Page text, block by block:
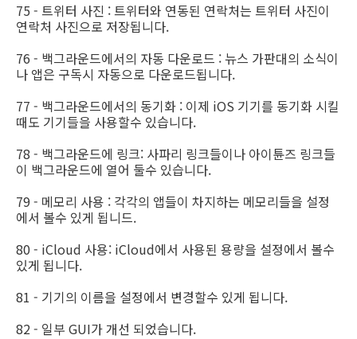
75 - 트위터 사진 : 트위터와 연동된 연락처는 트위터 사진이
연락처 사진으로 저장됩니다.
76 - 백그라운드에서의 자동 다운로드 : 뉴스 가판대의 소식이
나 앱은 구독시 자동으로 다운로드됩니다.
77 - 백그라운드에서의 동기화 : 이제 iOS 기기를 동기화 시킬
때도 기기들을 사용할수 있습니다.
78 - 백그라운드에 링크: 사파리 링크들이나 아이튠즈 링크들
이 백그라운드에 열어 둘수 있습니다.
79 - 메모리 사용 : 각각의 앱들이 차지하는 메모리들을 설정
에서 볼수 있게 됩니드.
80 - iCloud 사용: iCloud에서 사용된 용량을 설정에서 볼수
있게 됩니다.
81 - 기기의 이름을 설정에서 변경할수 있게 됩니다.
82 - 일부 GUI가 개선 되었습니다.